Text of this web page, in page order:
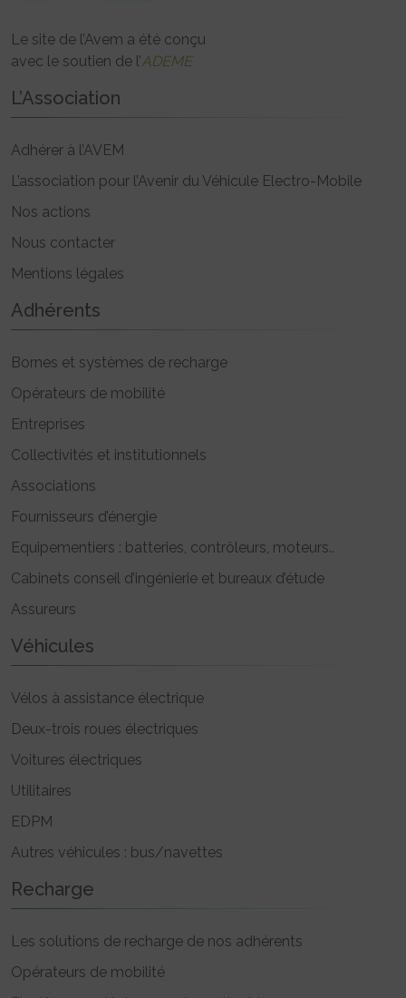
Le site de l’Avem a été conçu
avec le soutien de l’ADEME
L’Association
Adhérer à l’AVEM
L’association pour l’Avenir du Véhicule Electro-Mobile
Nos actions
Nous contacter
Mentions légales
Adhérents
Bornes et systèmes de recharge
Opérateurs de mobilité
Entreprises
Collectivités et institutionnels
Associations
Fournisseurs d’énergie
Equipementiers : batteries, contrôleurs, moteurs..
Cabinets conseil d’ingénierie et bureaux d’étude
Assureurs
Véhicules
Vélos à assistance électrique
Deux-trois roues électriques
Voitures électriques
Utilitaires
EDPM
Autres véhicules : bus/navettes
Recharge
Les solutions de recharge de nos adhérents
Opérateurs de mobilité